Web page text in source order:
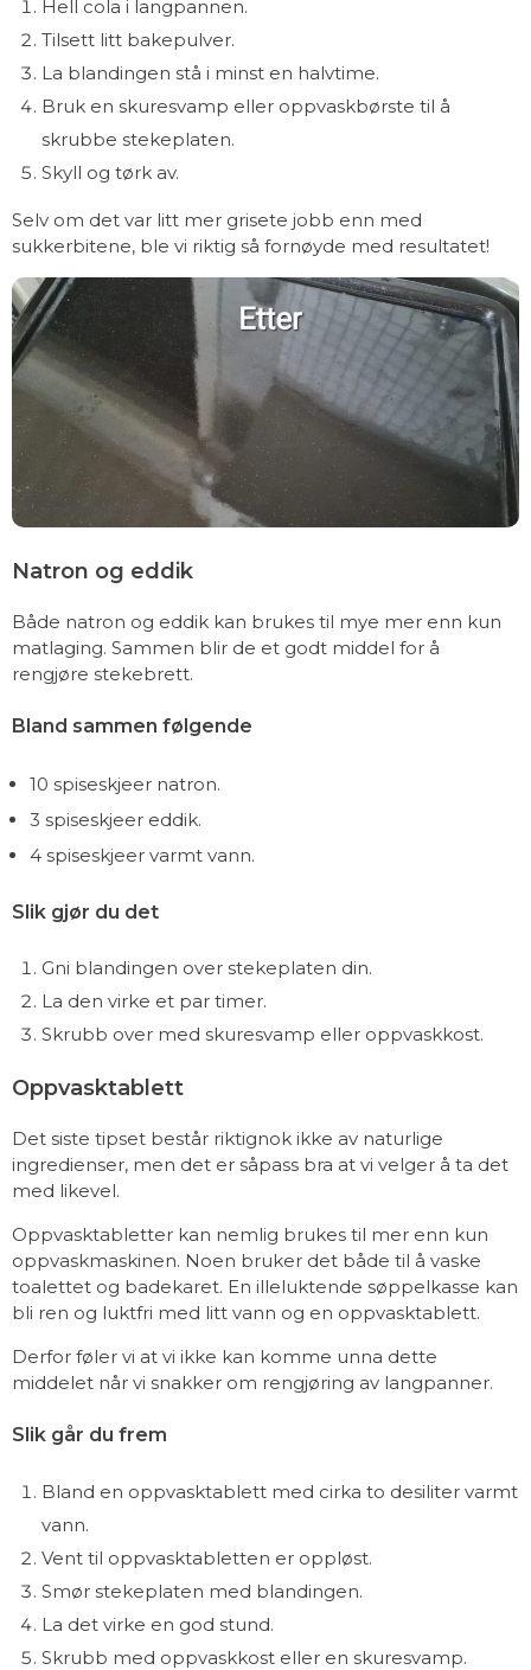
Hell cola i langpannen.
Tilsett litt bakepulver.
La blandingen stå i minst en halvtime.
Bruk en skuresvamp eller oppvaskbørste til å
skrubbe stekeplaten.
Skyll og tørk av.
Selv om det var litt mer grisete jobb enn med
sukkerbitene, ble vi riktig så fornøyde med resultatet!
Natron og eddik
Både natron og eddik kan brukes til mye mer enn kun
matlaging. Sammen blir de et godt middel for å
rengjøre stekebrett.
Bland sammen følgende
10 spiseskjeer natron.
3 spiseskjeer eddik.
4 spiseskjeer varmt vann.
Slik gjør du det
Gni blandingen over stekeplaten din.
La den virke et par timer.
Skrubb over med skuresvamp eller oppvaskkost.
Oppvasktablett
Det siste tipset består riktignok ikke av naturlige
ingredienser, men det er såpass bra at vi velger å ta det
med likevel.
Oppvasktabletter kan nemlig brukes til mer enn kun
oppvaskmaskinen. Noen bruker det både til å vaske
toalettet og badekaret. En illeluktende søppelkasse kan
bli ren og luktfri med litt vann og en oppvasktablett.
Derfor føler vi at vi ikke kan komme unna dette
middelet når vi snakker om rengjøring av langpanner.
Slik går du frem
Bland en oppvasktablett med cirka to desiliter varmt
vann.
Vent til oppvasktabletten er oppløst.
Smør stekeplaten med blandingen.
La det virke en god stund.
Skrubb med oppvaskkost eller en skuresvamp.